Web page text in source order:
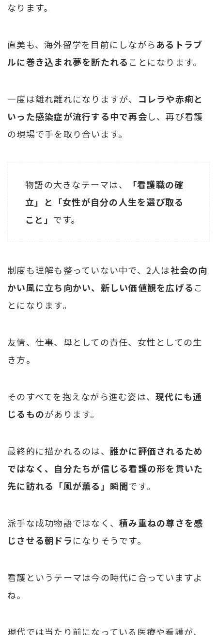
なります。
直美も、海外留学を目前にしながらあるトラブ
ルに巻き込まれ夢を断たれる ことになります。
一度は離れ離れになりますが、 コレラや赤痢と
いった感染症が流行する中で再会し、再び看護
の現場で手を取り合います。
物語の大きなテーマは、
「看護職の確
立」と「女性が自分の人生を選び取る
こと」 です。
制度も理解も整っていない中で、2人は社会の向
かい風に立ち向かい、新しい価値観を広げる こ
とになります。
友情、仕事、母としての責任、女性としての生
き方。
そのすべてを抱えながら進む姿は、現代にも通
じるものがあります。
最終的に描かれるのは、 誰かに評価されるため
ではなく、自分たちが信じる看護の形を貫いた
先に訪れる「風が薫る」瞬間です。
派手な成功物語ではなく、積み重ねの尊さを感
じさせる朝ドラになりそうです。
看護というテーマは今の時代に合っていますよ
ね。
現代では当たり前になっている医療や看護が、